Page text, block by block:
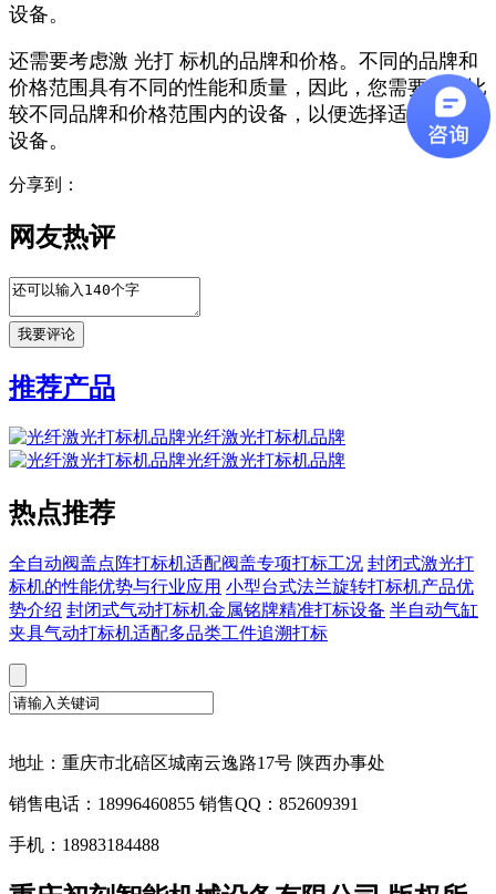
设备。
还需要考虑激 光打 标机的品牌和价格。不同的品牌和
价格范围具有不同的性能和质量，因此，您需要仔细比
较不同品牌和价格范围内的设备，以便选择适合自己的
设备。
分享到：
网友热评
推荐产品
光纤激光打标机品牌
光纤激光打标机品牌
热点推荐
全自动阀盖点阵打标机适配阀盖专项打标工况 封闭式激光打
标机的性能优势与行业应用 小型台式法兰旋转打标机产品优
势介绍 封闭式气动打标机金属铭牌精准打标设备 半自动气缸
夹具气动打标机适配多品类工件追溯打标
地址：重庆市北碚区城南云逸路17号 陕西办事处
销售电话：18996460855 销售QQ：852609391
手机：18983184488